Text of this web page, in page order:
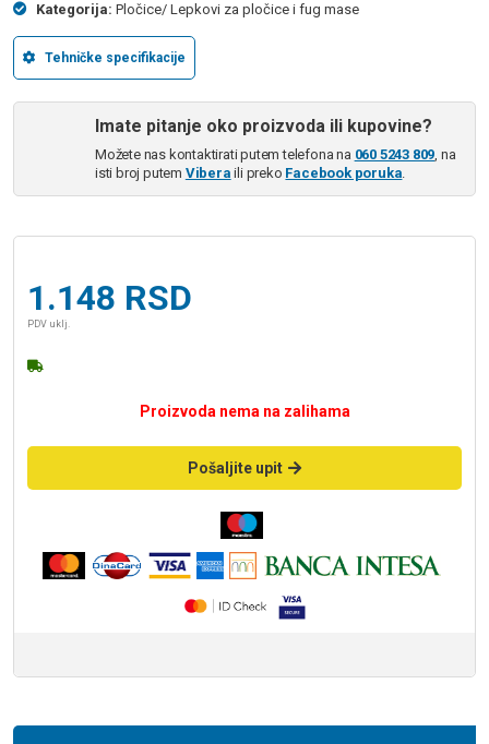
Kategorija: Pločice/ Lepkovi za pločice i fug mase
Tehničke specifikacije
Imate pitanje oko proizvoda ili kupovine?
Možete nas kontaktirati putem telefona na 060 5243 809, na
isti broj putem Vibera ili preko Facebook poruka.
1.148 RSD
PDV uklj.
Proizvoda nema na zalihama
Pošaljite upit